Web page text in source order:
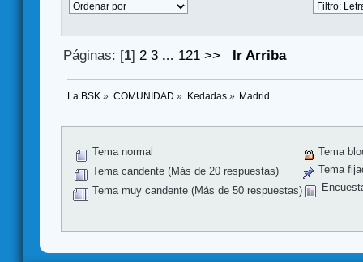
Páginas: [1] 2 3 ... 121 >> Ir Arriba
La BSK » COMUNIDAD » Kedadas» Madrid
Tema normal
Tema candente (Más de 20 respuestas)
Tema muy candente (Más de 50 respuestas)
Tema
Tema